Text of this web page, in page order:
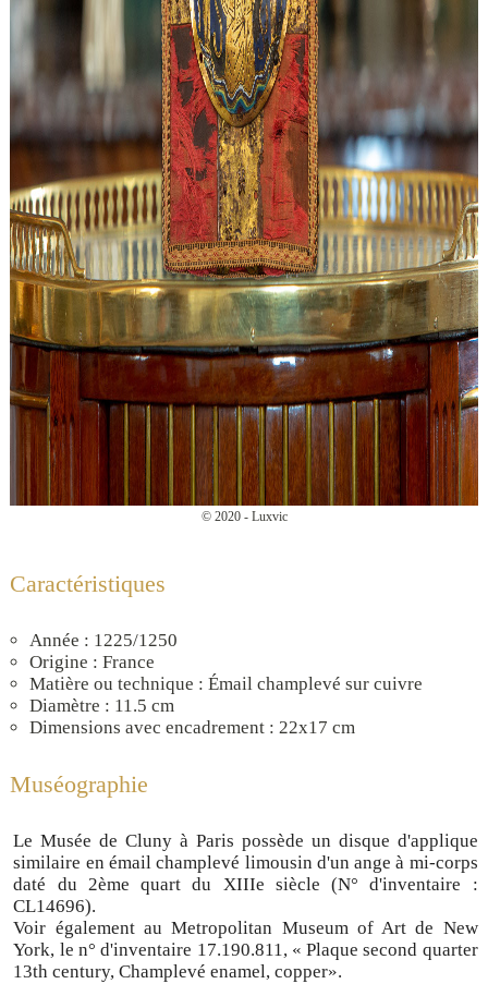
© 2020 - Luxvic
Caractéristiques
Année : 1225/1250
Origine : France
Matière ou technique : Émail champlevé sur cuivre
Diamètre : 11.5 cm
Dimensions avec encadrement : 22x17 cm
Muséographie
Le Musée de Cluny à Paris possède un disque d'applique
similaire en émail champlevé limousin d'un ange à mi-corps
daté du 2ème quart du XIIIe siècle (N° d'inventaire :
CL14696).
Voir également au Metropolitan Museum of Art de New
York, le n° d'inventaire 17.190.811, « Plaque second quarter
13th century, Champlevé enamel, copper».